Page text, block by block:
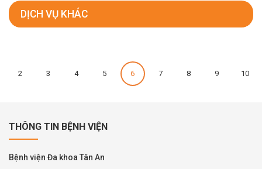
DỊCH VỤ KHÁC
2 3 4 5 6 7 8 9 10
THÔNG TIN BỆNH VIỆN
Bệnh viện Đa khoa Tân An